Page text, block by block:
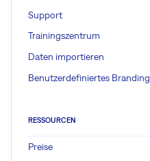
Support
Trainingszentrum
Daten importieren
Benutzerdefiniertes Branding
RESSOURCEN
Preise